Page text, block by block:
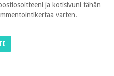
ja kotisivuni tähän
varten.